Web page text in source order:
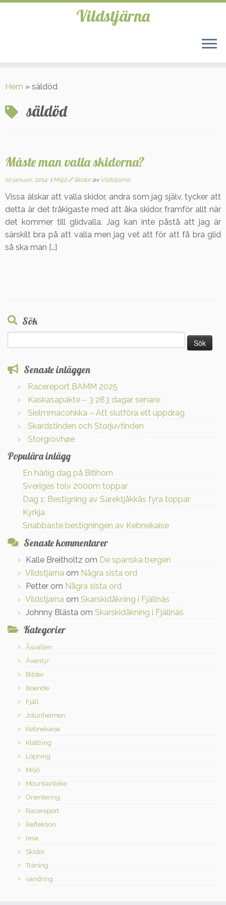
till
Vildstjärna
Hem » säldöd
säldöd
Måste man valla skidorna?
10 januari, 2014 i Miljö/Skidorav Vildstjarna
Vissa älskar att valla skidor, andra som jag själv, tycker att
detta är det tråkigaste med att åka skidor, framför allt när
det kommer till glidvalla. Jag kan inte påstå att jag är
särskilt bra på att valla men jag vet att för att få bra glid
så ska man […]
Sök
efter:
Senaste inläggen
Racereport BAMM 2025
Kaskasapakte – 3 283 dagar senare
Sielmmacohkka – Att slutföra ett uppdrag
Skardstinden och Storjuvtinden
Storgrovhøe
Populära inlägg
En härlig dag på Bitihorn
Sveriges tolv 2000m toppar
Dag 1: Bestigning av Sarektjåkkås fyra toppar
Kyrkja
Snabbaste bestigningen av Kebnekaise
Senaste kommentarer
Kalle Breitholtz om De spanska bergen
Vildstjarna om Några sista ord
Petter om Några sista ord
Vildstjarna om Skarskidåkning i Fjällnäs
Johnny Blästa om Skarskidåkning i Fjällnäs
Kategorier
Åsvallen
Äventyr
Bilder
Boende
Fjäll
Jotunheimen
Kebnekaise
Klättring
Löpning
Miljö
Mountainbike
Orientering
Racereport
Reflektion
resa
Skidor
Träning
vandring